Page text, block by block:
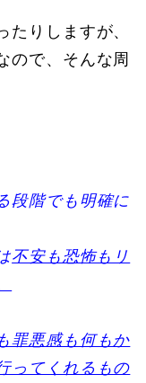
たりしますが、
ので、そんな周
段階でも明確に
不安も恐怖もリ
罪悪感も何もか
ってくれるもの